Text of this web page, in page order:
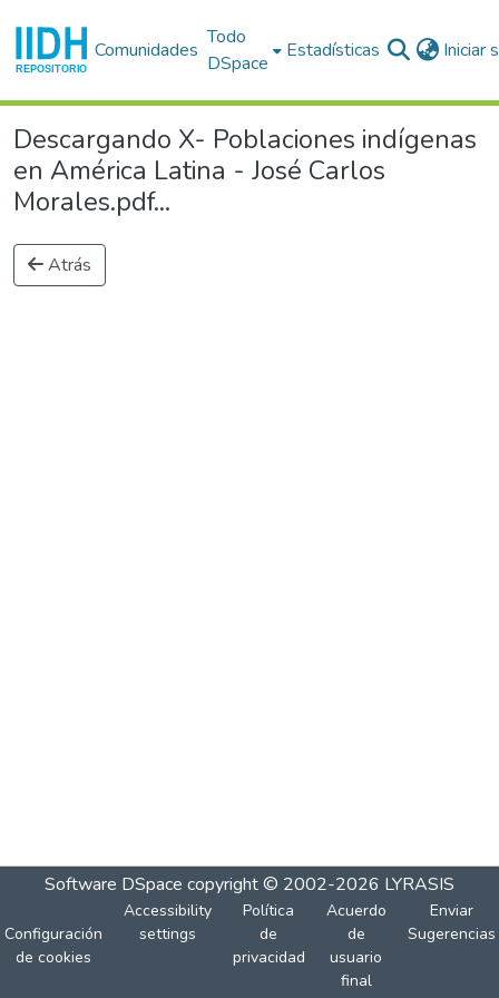
Comunidades
Todo
DSpace
Estadísticas Iniciar
Descargando X- Poblaciones indígenas
en América Latina - José Carlos
Morales.pdf...
Atrás
Software DSpace copyright © 2002-2026 LYRASIS
Configuración
de cookies
Accessibility
settings
Política
de
privacidad
Acuerdo
de
usuario
final
Enviar
Sugerencias